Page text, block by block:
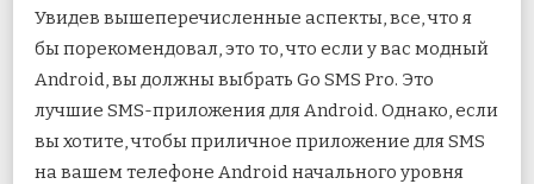
Увидев вышеперечисленные аспекты, все, что я
бы порекомендовал, это то, что если у вас модный
Android, вы должны выбрать Go SMS Pro. Это
лучшие SMS-приложения для Android. Однако, если
вы хотите, чтобы приличное приложение для SMS
на вашем телефоне Android начального уровня